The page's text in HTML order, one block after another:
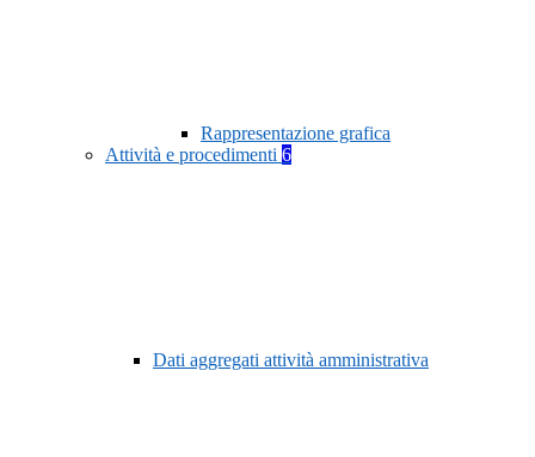
Rappresentazione grafica
Attività e procedimenti 6
Dati aggregati attività amministrativa